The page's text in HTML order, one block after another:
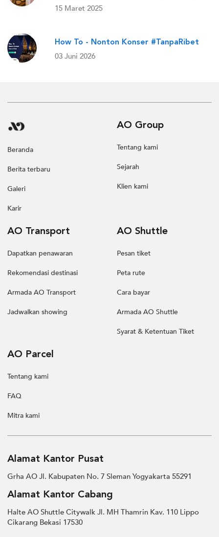
15 Maret 2025
How To - Nonton Konser #TanpaRibet
03 Juni 2026
Beranda
Berita terbaru
Galeri
Karir
AO Group
Tentang kami
Sejarah
Klien kami
AO Transport
Dapatkan penawaran
Rekomendasi destinasi
Armada AO Transport
Jadwalkan showing
AO Shuttle
Pesan tiket
Peta rute
Cara bayar
Armada AO Shuttle
Syarat & Ketentuan Tiket
AO Parcel
Tentang kami
FAQ
Mitra kami
Alamat Kantor Pusat
Grha AO Jl. Kabupaten No. 7 Sleman Yogyakarta 55291
Alamat Kantor Cabang
Halte AO Shuttle Citywalk Jl. MH Thamrin Kav. 110 Lippo
Cikarang Bekasi 17530